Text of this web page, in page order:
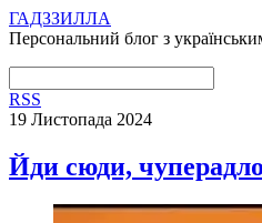
ГАДЗЗИЛЛА
Персональний блог з
RSS
19 Листопада 2024
Йди сюди,